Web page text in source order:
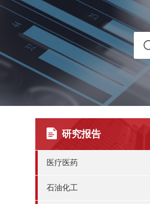
研究报告
医疗医药
石油化工